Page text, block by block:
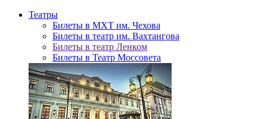
Театры
Билеты в МХТ им. Чехова
Билеты в театр им. Вахтангова
Билеты в театр Ленком
Билеты в Театр Моссовета